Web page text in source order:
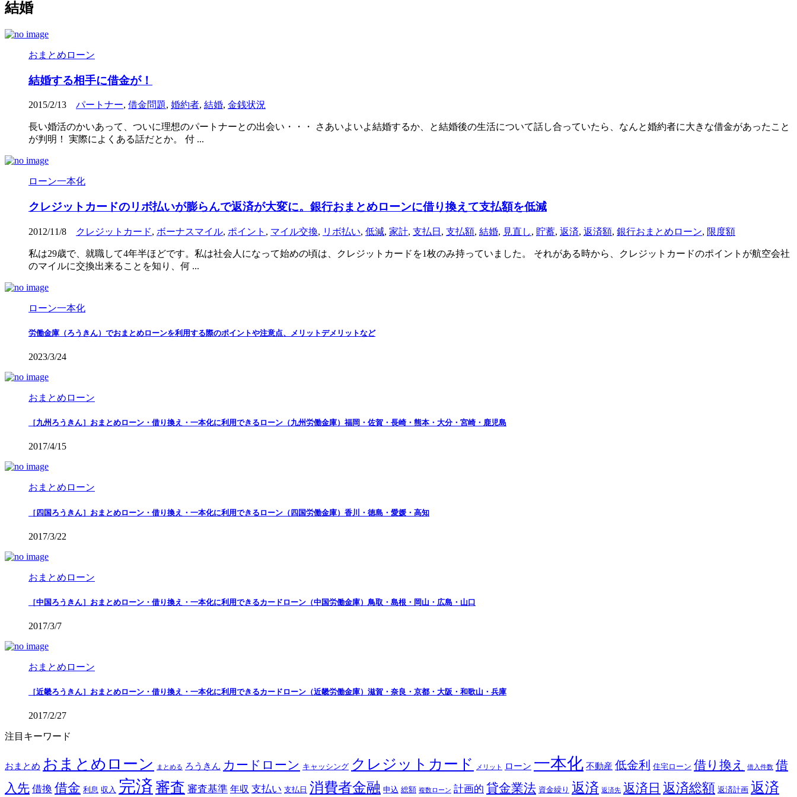
結婚
おまとめローン
結婚する相手に借金が！
2015/2/13 パートナー, 借金問題, 婚約者, 結婚, 金銭状況
長い婚活のかいあって、ついに理想のパートナーとの出会い・・・ さあいよいよ結婚するか、と結婚後の生活について話し合っていたら、なんと婚約者に大きな借金があったこと
が判明！ 実際によくある話だとか。 付 ...
ローン一本化
クレジットカードのリボ払いが膨らんで返済が大変に。銀行おまとめローンに借り換えて支払額を低減
2012/11/8 クレジットカード, ボーナスマイル, ポイント , マイル交換, リボ払い, 低減, 家計, 支払日 , 支払額, 結婚, 見直し, 貯蓄, 返済, 返済額, 銀行おまとめローン, 限度額
私は29歳で、就職して4年半ほどです。私は社会人になって始めの頃は、クレジットカードを1枚のみ持っていました。 それがある時から、クレジットカードのポイントが航空会社
のマイルに交換出来ることを知り、何 ...
ローン一本化
労働金庫（ろうきん）でおまとめローンを利用する際のポイントや注意点、メリットデメリットなど
2023/3/24
おまとめローン
［九州ろうきん］おまとめローン・借り換え・一本化に利用できるローン（九州労働金庫）福岡・佐賀・長崎・熊本・大分・宮崎・鹿児島
2017/4/15
おまとめローン
［四国ろうきん］おまとめローン・借り換え・一本化に利用できるローン（四国労働金庫）香川・徳島・愛媛・高知
2017/3/22
おまとめローン
［中国ろうきん］おまとめローン・借り換え・一本化に利用できるカードローン（中国労働金庫）鳥取・島根・岡山・広島・山口
2017/3/7
おまとめローン
［近畿ろうきん］おまとめローン・借り換え・一本化に利用できるカードローン（近畿労働金庫）滋賀・奈良・京都・大阪・和歌山・兵庫
2017/2/27
注目キーワード
おまとめ おまとめローン まとめる ろうきん カードローン キャッシング クレジットカード メリット ローン 一本化 不動産 低金利 住宅ローン 借り換え 借入件数 借
入先 借換 借金 利息 収入 完済 審査 審査基準 年収 支払い 支払日 消費者金融 申込 総額 複数ローン 計画的 貸金業法 資金繰り 返済 返済先 返済日 返済総額 返済計画 返済